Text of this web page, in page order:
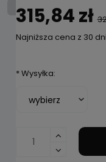
315,84 zł
Najniższa cena z 30
*Wysyłka: